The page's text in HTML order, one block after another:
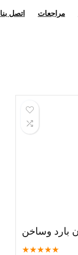
مراجعات اتصل بنا
★
★
★
★
★